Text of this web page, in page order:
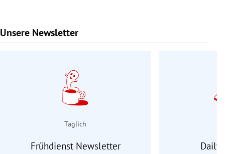
Unsere Newsletter
Slide 1 von 9
Täglich
Frühdienst Newsletter Daily